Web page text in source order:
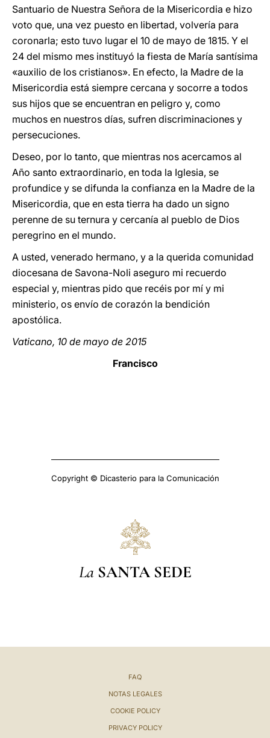
Santuario de Nuestra Señora de la Misericordia e hizo
voto que, una vez puesto en libertad, volvería para
coronarla; esto tuvo lugar el 10 de mayo de 1815. Y el
24 del mismo mes instituyó la fiesta de María santísima
«auxilio de los cristianos». En efecto, la Madre de la
Misericordia está siempre cercana y socorre a todos
sus hijos que se encuentran en peligro y, como
muchos en nuestros días, sufren discriminaciones y
persecuciones.
Deseo, por lo tanto, que mientras nos acercamos al
Año santo extraordinario, en toda la Iglesia, se
profundice y se difunda la confianza en la Madre de la
Misericordia, que en esta tierra ha dado un signo
perenne de su ternura y cercanía al pueblo de Dios
peregrino en el mundo.
A usted, venerado hermano, y a la querida comunidad
diocesana de Savona-Noli aseguro mi recuerdo
especial y, mientras pido que recéis por mí y mi
ministerio, os envío de corazón la bendición
apostólica.
Vaticano, 10 de mayo de 2015
Francisco
Copyright © Dicasterio para la Comunicación
La SANTA SEDE
FAQ
NOTAS LEGALES
COOKIE POLICY
PRIVACY POLICY